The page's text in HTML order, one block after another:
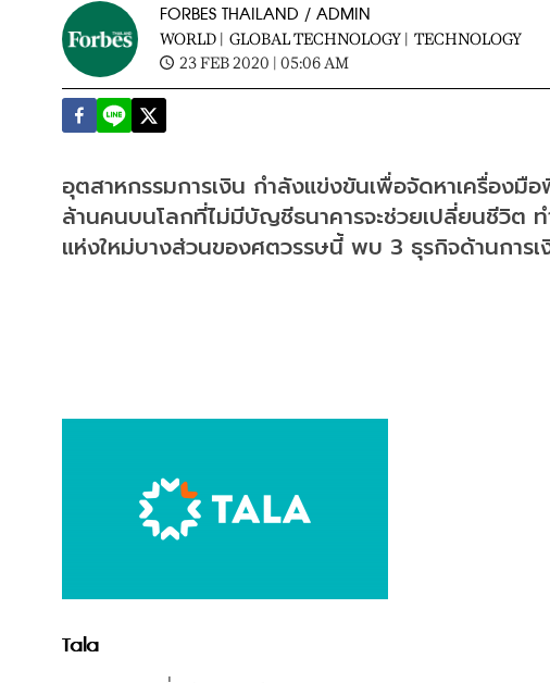
FORBES THAILAND / ADMIN
WORLD | GLOBAL TECHNOLOGY | TECHNOLOGY
23 FEB 2020 | 05:06 AM
อุตสาหกรรมการเงิน กำลังแข่งขันเพื่อจัดหาเครื่องมื
ล้านคนบนโลกที่ไม่มีบัญชีธนาคารจะช่วยเปลี่ยนชีวิต ท
แห่งใหม่บางส่วนของศตวรรษนี้ พบ 3 ธุรกิจด้านการ
Tala